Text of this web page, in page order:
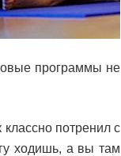
программы не
потренил с
ходишь, а вы там